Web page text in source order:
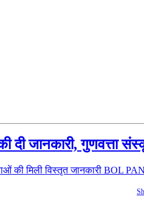
दी जानकारी, गुणवत्ता
की मिली विस्तृत जानकारी BOL